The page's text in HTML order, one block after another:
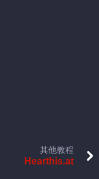
其他教程
Hearthis.at